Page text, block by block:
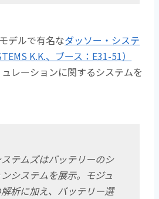
デルで有名なダッソー・システ
K.K.、ブース：E31-51）
レーションに関するシステムを
テムズはバッテリーのシ
システムを展示。モジュ
析に加え、バッテリー選